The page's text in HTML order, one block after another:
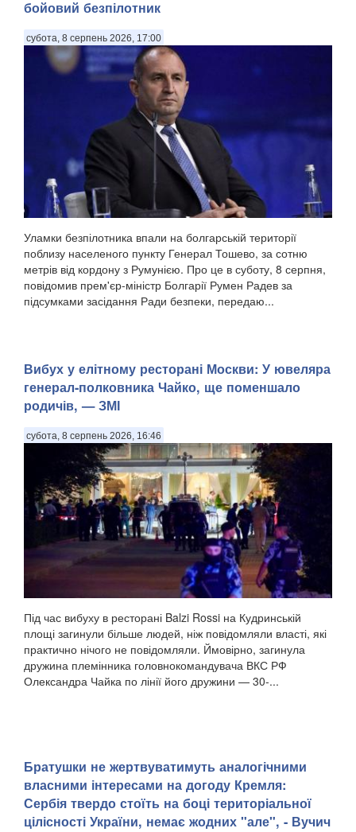
бойовий безпілотник
субота, 8 серпень 2026, 17:00
Уламки безпілотника впали на болгарській території
поблизу населеного пункту Генерал Тошево, за сотню
метрів від кордону з Румунією. Про це в суботу, 8 серпня,
повідомив прем'єр-міністр Болгарії Румен Радев за
підсумками засідання Ради безпеки, передаю...
Вибух у елітному ресторані Москви: У ювеляра
генерал-полковника Чайко, ще поменшало
родичів, — ЗМІ
субота, 8 серпень 2026, 16:46
Під час вибуху в ресторані Balzi Rossi на Кудринській
площі загинули більше людей, ніж повідомляли власті, які
практично нічого не повідомляли. Ймовірно, загинула
дружина племінника головнокомандувача ВКС РФ
Олександра Чайка по лінії його дружини — 30-...
Братушки не жертвуватимуть аналогічними
власними інтересами на догоду Кремля:
Сербія твердо стоїть на боці територіальної
цілісності України, немає жодних "але", - Вучич